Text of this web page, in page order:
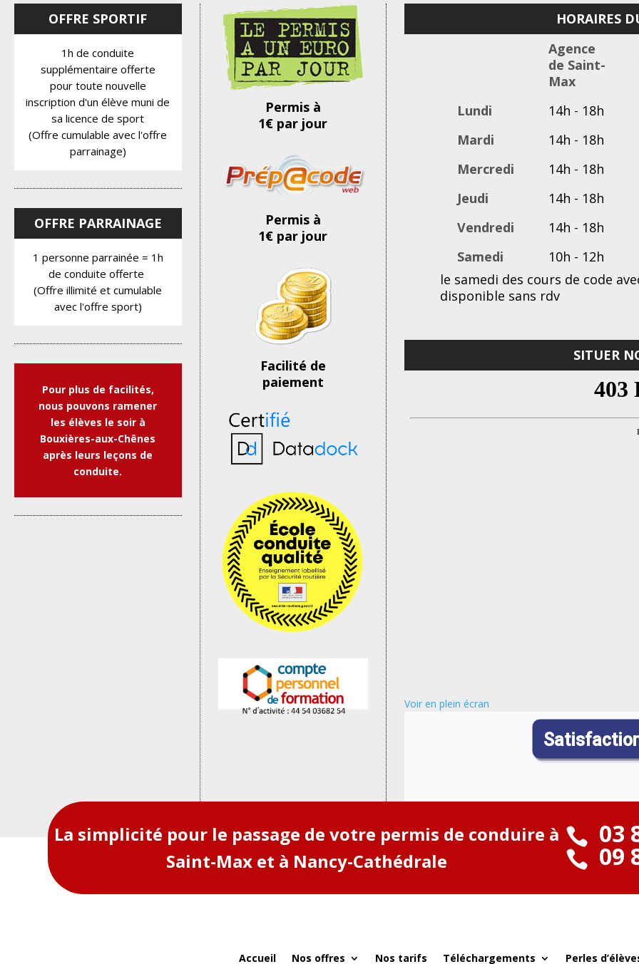
OFFRE SPORTIF
1h de conduite
supplémentaire offerte
pour toute nouvelle
inscription d'un élève muni de
sa licence de sport
(Offre cumulable avec l'offre
parrainage)
OFFRE PARRAINAGE
1 personne parrainée = 1h
de conduite offerte
(Offre illimité et cumulable
avec l'offre sport)
Pour plus de facilités,
nous pouvons ramener
les élèves le soir à
Bouxières-aux-Chênes
après leurs leçons de
conduite.
Permis à
1€ par jour
Permis à
1€ par jour
Facilité de
paiement
HORAIRES
Agence
de Saint-
Max
Lundi
14h - 18h
Mardi
14h - 18h
Mercredi
14h - 18h
Jeudi
14h - 18h
Vendredi
14h - 18h
Samedi
10h - 12h
le samedi des cours de code
disponible sans rdv
SITUER
Voir en plein écran
La simplicité pour le passage de votre permis de conduire à
Saint-Max et à Nancy-Cathédrale
 03
 09
Accueil Nos offres Nos tarifs Téléchargements Perles